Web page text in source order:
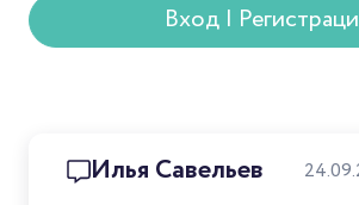
Вход |
Илья Савельев